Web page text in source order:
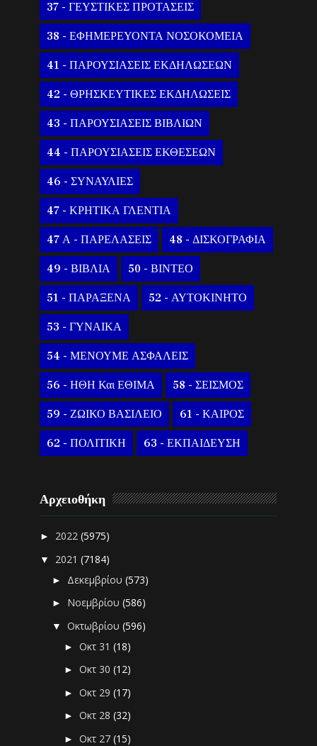
37 - ΓΕΥΣΤΙΚΕΣ ΠΡΟΤΑΣΕΙΣ
38 - ΕΦΗΜΕΡΕΥΟΝΤΑ ΝΟΣΟΚΟΜΕΙΑ
41 - ΠΑΡΟΥΣΙΑΣΕΙΣ ΕΚΔΗΛΩΣΕΩΝ
42 - ΘΡΗΣΚΕΥΤΙΚΕΣ ΕΚΔΗΛΩΣΕΙΣ
43 - ΠΑΡΟΥΣΙΑΣΕΙΣ ΒΙΒΛΙΩΝ
44 - ΠΑΡΟΥΣΙΑΣΕΙΣ ΕΚΘΕΣΕΩΝ
46 - ΣΥΝΑΥΛΙΕΣ
47 - ΚΡΗΤΙΚΑ ΓΛΕΝΤΙΑ
47 Α - ΠΑΡΕΛΑΣΕΙΣ 48 - ΔΙΣΚΟΓΡΑΦΙΑ
49 - ΒΙΒΛΙΑ 50 - ΒΙΝΤΕΟ
51 - ΠΑΡΑΞΕΝΑ 52 - ΑΥΤΟΚΙΝΗΤΟ
53 - ΓΥΝΑΙΚΑ
54 - ΜΕΝΟΥΜΕ ΑΣΦΑΛΕΙΣ
56 - ΗΘΗ Και ΕΘΙΜΑ 58 - ΣΕΙΣΜΟΣ
59 - ΖΩΙΚΟ ΒΑΣΙΛΕΙΟ 61 - ΚΑΙΡΟΣ
62 - ΠΟΛΙΤΙΚΗ 63 - ΕΚΠΑΙΔΕΥΣΗ
Αρχειοθήκη
► 2022(5975)
▼ 2021(7184)
► Δεκεμβρίου(573)
► Νοεμβρίου(586)
▼Οκτωβρίου(596)
►Οκτ 31(18)
►Οκτ 30(12)
►Οκτ 29(17)
►Οκτ 28(32)
►Οκτ 27(15)